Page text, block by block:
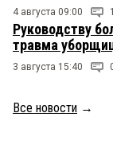
4 августа 09:00
Руководству
травма
3 августа 15:40
Все новости →